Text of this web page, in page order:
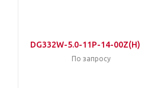
DG332W-5.0-11P-14-00Z(H)
По запросу